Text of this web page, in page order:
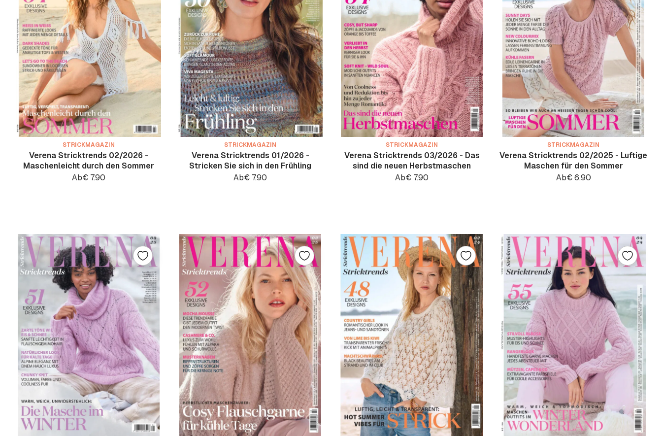
STRICKMAGAZIN
Verena Stricktrends 02/2026 -
Maschenleicht durch den Sommer
Ab€ 7.90
STRICKMAGAZIN
Verena Stricktrends 01/2026 -
Stricken Sie sich in den Frühling
Ab€ 7.90
STRICKMAGAZIN
Verena Stricktrends 03/2026 - Das
sind die neuen Herbstmaschen
Ab€ 7.90
STRICKMAGAZIN
Verena Stricktrends 02/2025 - Luftige
Maschen für den Sommer
Ab€6.90